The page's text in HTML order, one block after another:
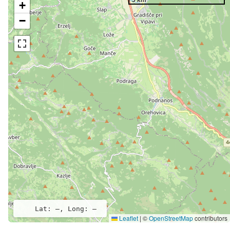
+
−
Lat: –, Long: –
Leaflet | ©OpenStreetMapcontributors